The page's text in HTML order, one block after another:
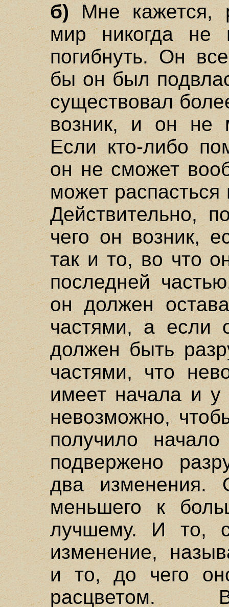
б)Мне кажется,
мир никогда не
погибнуть. Он
бы он был
существовал
возник, и он не
Если кто-либо
он не сможет
может распасться
Действительно,
чего он возник,
так и то, во что
последней
он должен
частями, а если
должен быть
частями, что
имеет начала и у
невозможно,
получило
подвержено
два изменения.
меньшего к
лучшему. И то, с
изменение,
и то, до чего
расцветом.